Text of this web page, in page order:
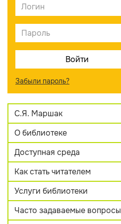
Забыли пароль?
С.Я. Маршак
О библиотеке
Доступная среда
Как стать читателем
Услуги библиотеки
Часто задаваемые вопросы